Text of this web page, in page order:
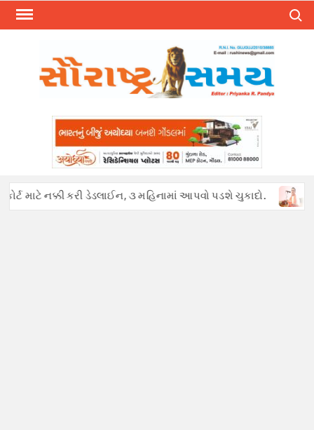
Skip
નક્કી કરી ડેડલાઈન, ૩ મહિનામાં આપવો પડશે ચુકાદો.